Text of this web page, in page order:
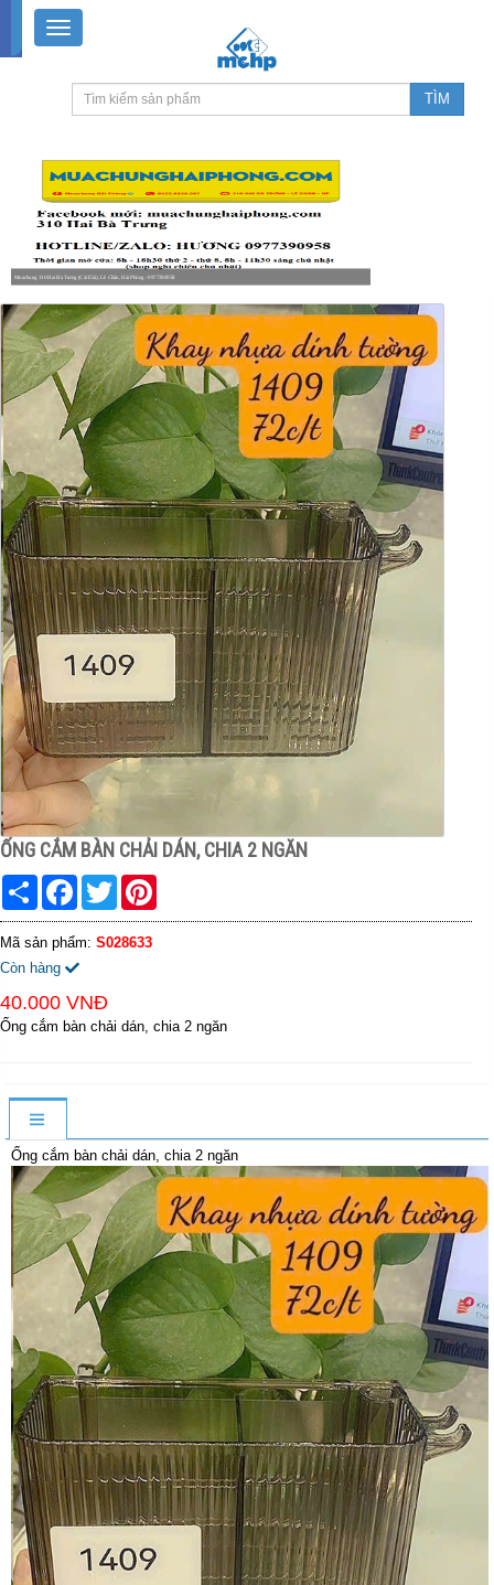
Muachung 310 Hai Bà Trưng (Cát Dài), Lê Chân, Hải Phòng / 0977390958
ỐNG CẮM BÀN CHẢI DÁN, CHIA 2 NGĂN
Share FacebookTwitter
Mã sản phẩm: S028633
Còn hàng
40.000 VNĐ
Ống cắm bàn chải dán, chia 2 ngăn
Ống cắm bàn chải dán, chia 2 ngăn